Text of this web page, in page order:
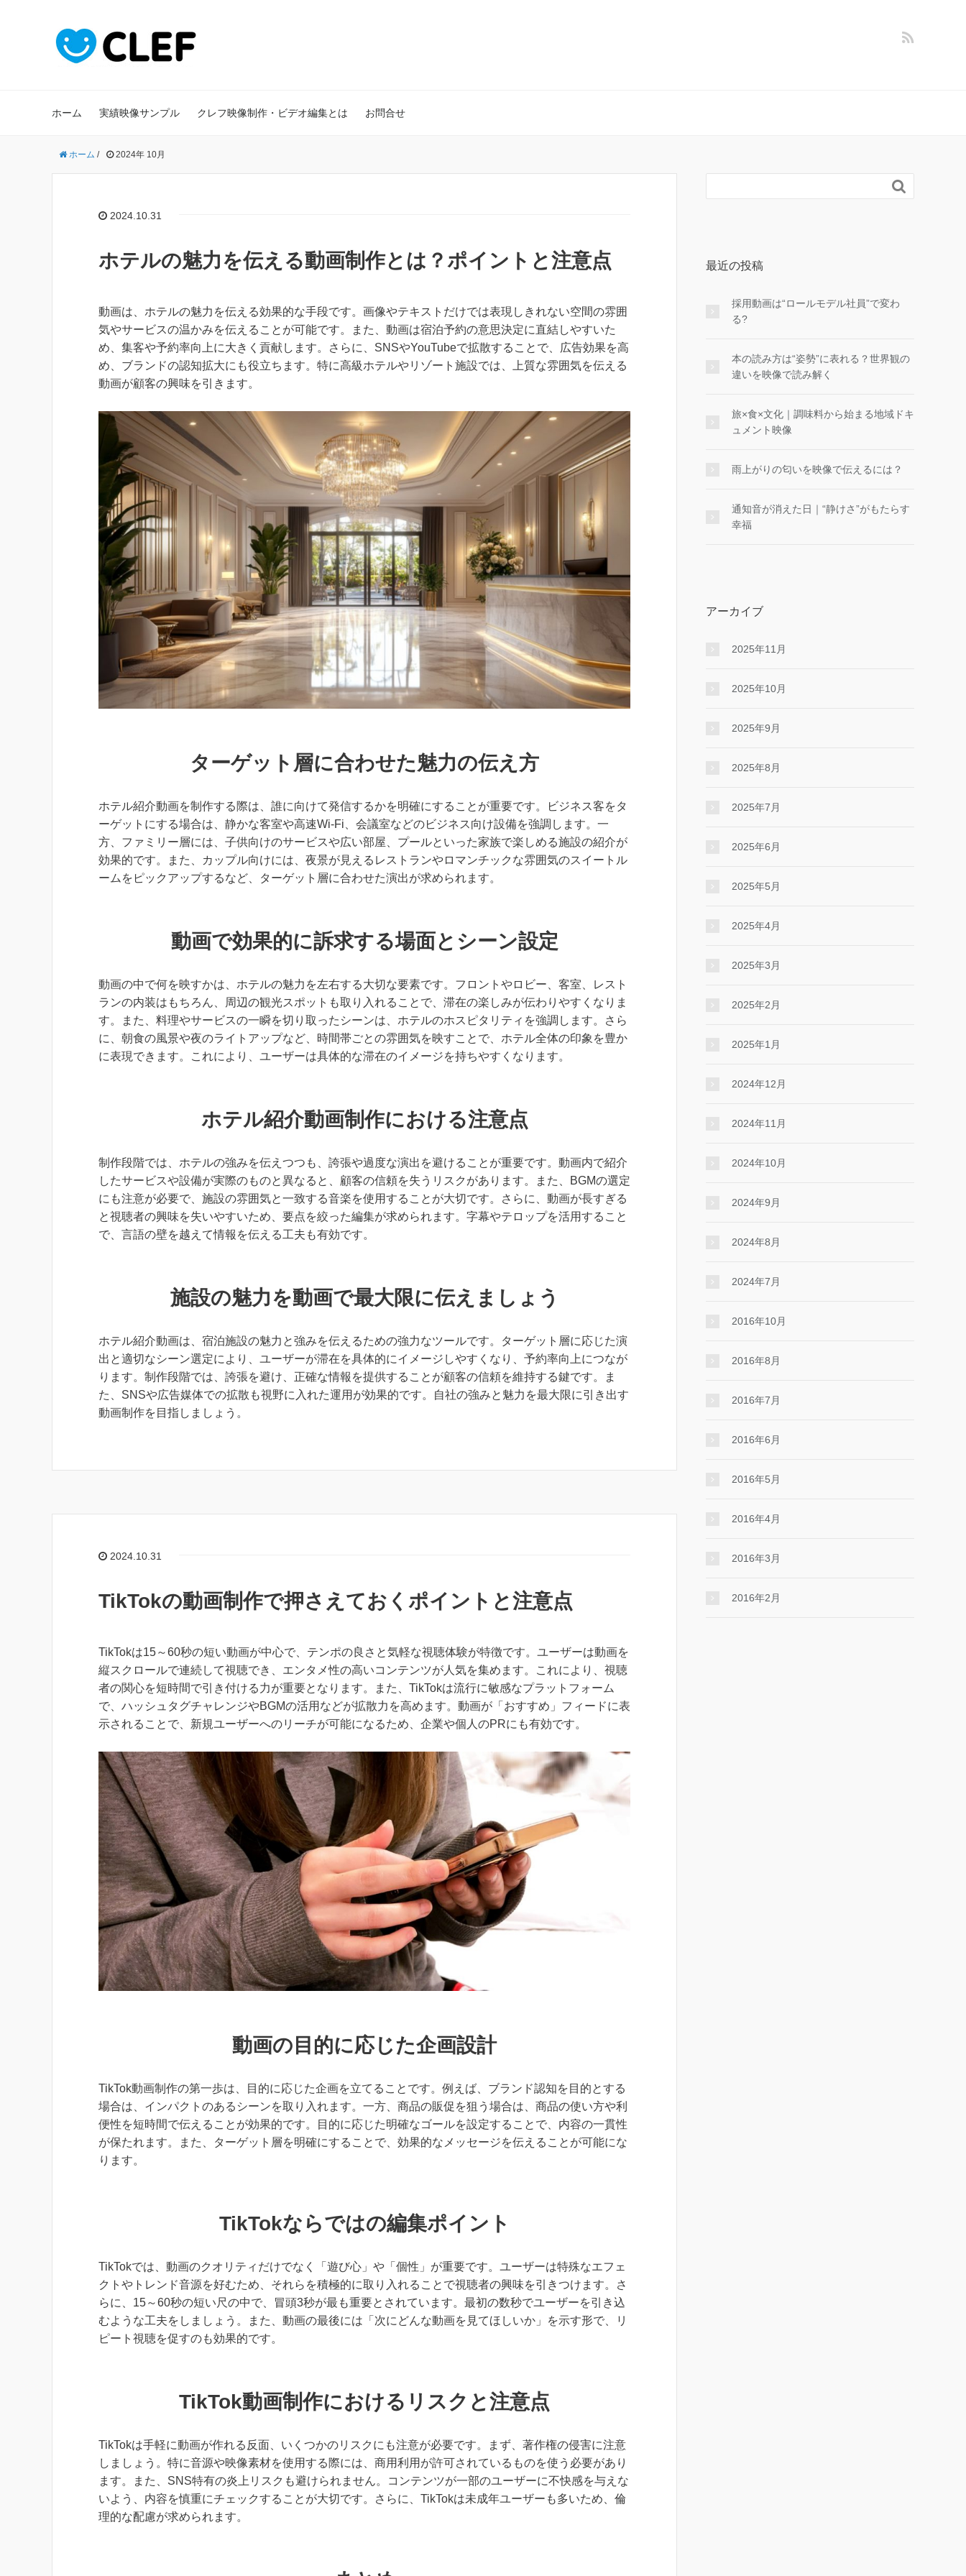
ホーム 実績映像サンプル クレフ映像制作・ビデオ編集とは お問合せ
ホーム / 2024年 10月
2024.10.31
ホテルの魅力を伝える動画制作とは？ポイントと注意点
動画は、ホテルの魅力を伝える効果的な手段です。画像やテキストだけでは表現しきれない空間の雰囲
気やサービスの温かみを伝えることが可能です。また、動画は宿泊予約の意思決定に直結しやすいた
め、集客や予約率向上に大きく貢献します。さらに、SNSやYouTubeで拡散することで、広告効果を高
め、ブランドの認知拡大にも役立ちます。特に高級ホテルやリゾート施設では、上質な雰囲気を伝える
動画が顧客の興味を引きます。
ターゲット層に合わせた魅力の伝え方
ホテル紹介動画を制作する際は、誰に向けて発信するかを明確にすることが重要です。ビジネス客をタ
ーゲットにする場合は、静かな客室や高速Wi-Fi、会議室などのビジネス向け設備を強調します。一
方、ファミリー層には、子供向けのサービスや広い部屋、プールといった家族で楽しめる施設の紹介が
効果的です。また、カップル向けには、夜景が見えるレストランやロマンチックな雰囲気のスイートル
ームをピックアップするなど、ターゲット層に合わせた演出が求められます。
動画で効果的に訴求する場面とシーン設定
動画の中で何を映すかは、ホテルの魅力を左右する大切な要素です。フロントやロビー、客室、レスト
ランの内装はもちろん、周辺の観光スポットも取り入れることで、滞在の楽しみが伝わりやすくなりま
す。また、料理やサービスの一瞬を切り取ったシーンは、ホテルのホスピタリティを強調します。さら
に、朝食の風景や夜のライトアップなど、時間帯ごとの雰囲気を映すことで、ホテル全体の印象を豊か
に表現できます。これにより、ユーザーは具体的な滞在のイメージを持ちやすくなります。
ホテル紹介動画制作における注意点
制作段階では、ホテルの強みを伝えつつも、誇張や過度な演出を避けることが重要です。動画内で紹介
したサービスや設備が実際のものと異なると、顧客の信頼を失うリスクがあります。また、BGMの選定
にも注意が必要で、施設の雰囲気と一致する音楽を使用することが大切です。さらに、動画が長すぎる
と視聴者の興味を失いやすいため、要点を絞った編集が求められます。字幕やテロップを活用すること
で、言語の壁を越えて情報を伝える工夫も有効です。
施設の魅力を動画で最大限に伝えましょう
ホテル紹介動画は、宿泊施設の魅力と強みを伝えるための強力なツールです。ターゲット層に応じた演
出と適切なシーン選定により、ユーザーが滞在を具体的にイメージしやすくなり、予約率向上につなが
ります。制作段階では、誇張を避け、正確な情報を提供することが顧客の信頼を維持する鍵です。ま
た、SNSや広告媒体での拡散も視野に入れた運用が効果的です。自社の強みと魅力を最大限に引き出す
動画制作を目指しましょう。
2024.10.31
TikTokの動画制作で押さえておくポイントと注意点
TikTokは15～60秒の短い動画が中心で、テンポの良さと気軽な視聴体験が特徴です。ユーザーは動画を
縦スクロールで連続して視聴でき、エンタメ性の高いコンテンツが人気を集めます。これにより、視聴
者の関心を短時間で引き付ける力が重要となります。また、TikTokは流行に敏感なプラットフォーム
で、ハッシュタグチャレンジやBGMの活用などが拡散力を高めます。動画が「おすすめ」フィードに表
示されることで、新規ユーザーへのリーチが可能になるため、企業や個人のPRにも有効です。
動画の目的に応じた企画設計
TikTok動画制作の第一歩は、目的に応じた企画を立てることです。例えば、ブランド認知を目的とする
場合は、インパクトのあるシーンを取り入れます。一方、商品の販促を狙う場合は、商品の使い方や利
便性を短時間で伝えることが効果的です。目的に応じた明確なゴールを設定することで、内容の一貫性
が保たれます。また、ターゲット層を明確にすることで、効果的なメッセージを伝えることが可能にな
ります。
TikTokならではの編集ポイント
TikTokでは、動画のクオリティだけでなく「遊び心」や「個性」が重要です。ユーザーは特殊なエフェ
クトやトレンド音源を好むため、それらを積極的に取り入れることで視聴者の興味を引きつけます。さ
らに、15～60秒の短い尺の中で、冒頭3秒が最も重要とされています。最初の数秒でユーザーを引き込
むような工夫をしましょう。また、動画の最後には「次にどんな動画を見てほしいか」を示す形で、リ
ピート視聴を促すのも効果的です。
TikTok動画制作におけるリスクと注意点
TikTokは手軽に動画が作れる反面、いくつかのリスクにも注意が必要です。まず、著作権の侵害に注意
しましょう。特に音源や映像素材を使用する際には、商用利用が許可されているものを使う必要があり
ます。また、SNS特有の炎上リスクも避けられません。コンテンツが一部のユーザーに不快感を与えな
いよう、内容を慎重にチェックすることが大切です。さらに、TikTokは未成年ユーザーも多いため、倫
理的な配慮が求められます。

最近の投稿
採用動画は“ロールモデル社員”で変わ
る?
本の読み方は“姿勢”に表れる？世界観の
違いを映像で読み解く
旅×食×文化｜調味料から始まる地域ドキ
ュメント映像
雨上がりの匂いを映像で伝えるには？
通知音が消えた日｜“静けさ”がもたらす
幸福
アーカイブ
2025年11月
2025年10月
2025年9月
2025年8月
2025年7月
2025年6月
2025年5月
2025年4月
2025年3月
2025年2月
2025年1月
2024年12月
2024年11月
2024年10月
2024年9月
2024年8月
2024年7月
2016年10月
2016年8月
2016年7月
2016年6月
2016年5月
2016年4月
2016年3月
2016年2月